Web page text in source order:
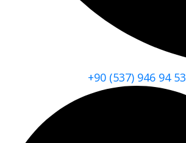
+90 (537) 946 94 53